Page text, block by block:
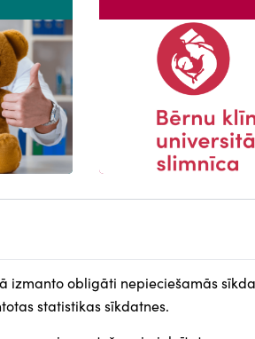
TĪKLI
izmanto obligāti nepieciešamās
statistikas sīkdatnes.